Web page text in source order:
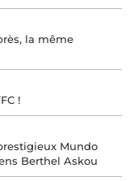
la même
!
Mundo
Berthel Askou